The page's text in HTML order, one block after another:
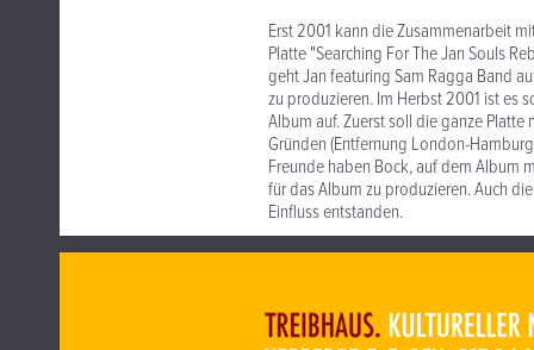
Erst 2001 kann die Zusammenarbeit
Platte "Searching For The Jan Souls
geht Jan featuring Sam Ragga Band
zu produzieren. Im Herbst 2001 ist es
Album auf. Zuerst soll die ganze
Gründen (Entfernung London-
Freunde haben Bock, auf dem Album
für das Album zu produzieren. Auch
Einfluss entstanden.